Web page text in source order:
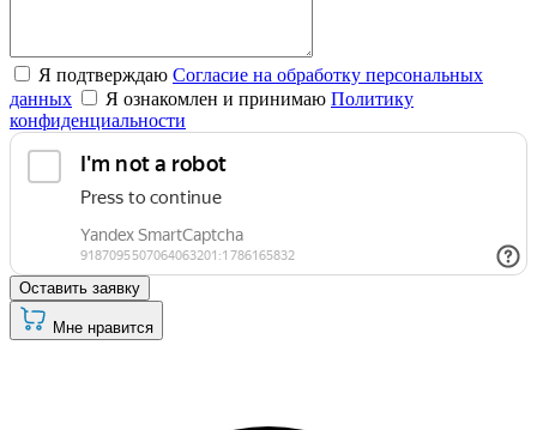
Я подтверждаю Согласие на обработку персональных
данных
Я ознакомлен и принимаю Политику
конфиденциальности
Оставить заявку
Мне нравится